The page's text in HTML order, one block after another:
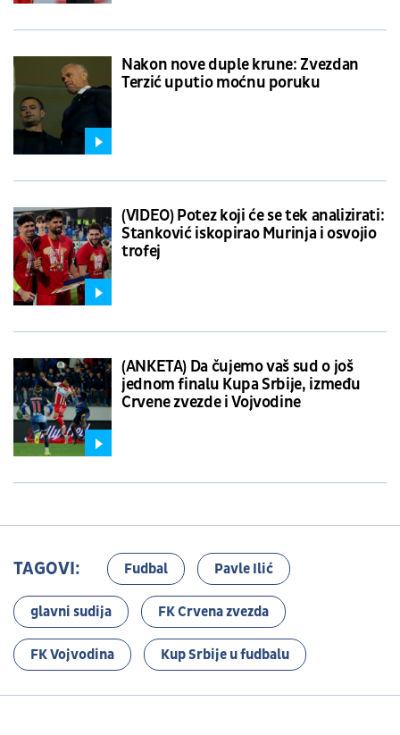
Nakon nove duple krune: Zvezdan
Terzić uputio moćnu poruku
(VIDEO) Potez koji će se tek analizirati:
Stanković iskopirao Murinja i osvojio
trofej
(ANKETA) Da čujemo vaš sud o još
jednom finalu Kupa Srbije, između
Crvene zvezde i Vojvodine
TAGOVI: Fudbal Pavle Ilić
glavni sudija FK Crvena zvezda
FK Vojvodina Kup Srbije u fudbalu